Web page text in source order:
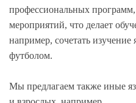
профессиональных
мероприятий, что делает
например, сочетать
футболом.
Мы предлагаем также иные